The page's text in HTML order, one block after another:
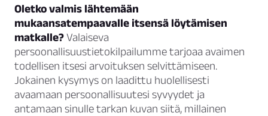
Oletko valmis lähtemään
mukaansatempaavalle itsensä löytämisen
matkalle?Valaiseva
persoonallisuustietokilpailumme tarjoaa avaimen
todellisen itsesi arvoituksen selvittämiseen.
Jokainen kysymys on laadittu huolellisesti
avaamaan persoonallisuutesi syvyydet ja
antamaan sinulle tarkan kuvan siitä, millainen